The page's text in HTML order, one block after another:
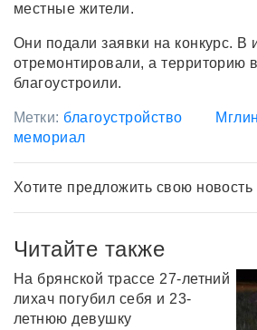
местные жители.
Они подали заявки на конкурс. В
отремонтировали, а территорию
благоустроили.
Метки: благоустройство
мемориал
Хотите предложить свою новость
Читайте также
На брянской трассе 27-летний
лихач погубил себя и 23-
летнюю девушку